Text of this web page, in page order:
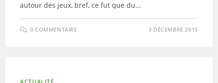
autour des jeux, bref, ce fut que du…
0 COMMENTAIRE 3 DÉCEMBRE 2015